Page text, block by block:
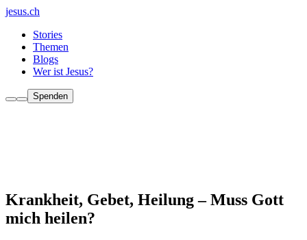
jesus.ch
Stories
Themen
Blogs
Wer ist Jesus?
Spenden
Krankheit, Gebet, Heilung – Muss Gott
mich heilen?